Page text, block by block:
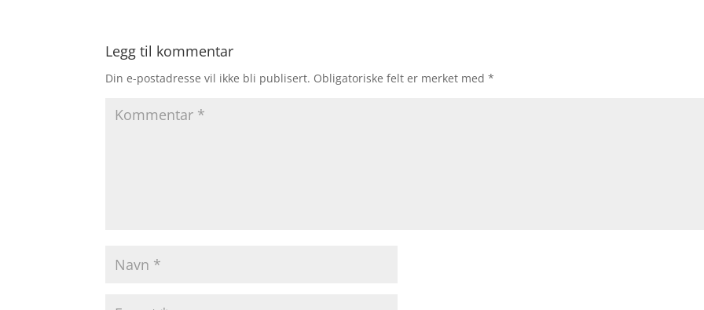
Legg til kommentar
Din e-postadresse vil ikke bli publisert. Obligatoriske felt er merket med*